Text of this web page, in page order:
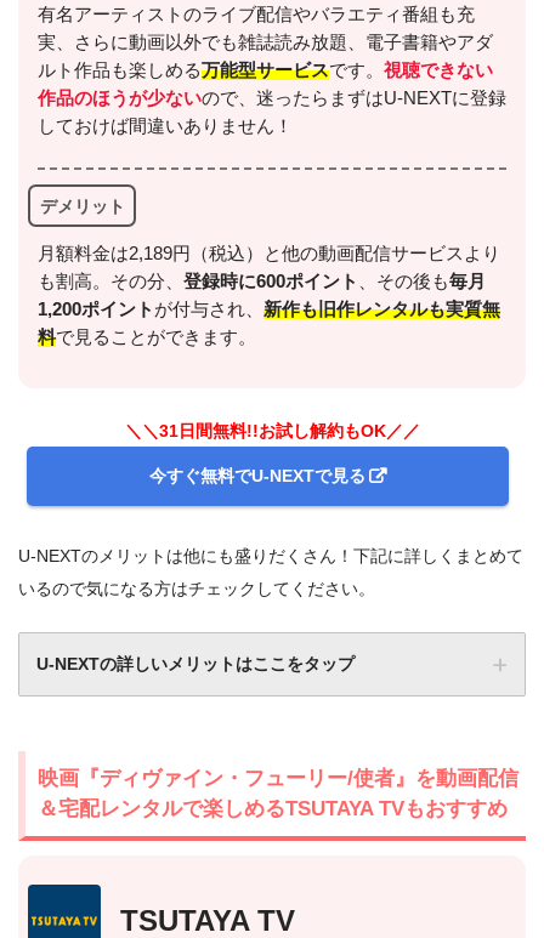
有名アーティストのライブ配信やバラエティ番組も充
実、さらに動画以外でも雑誌読み放題、電子書籍やアダ
ルト作品も楽しめる万能型サービスです。 視聴できない
作品のほうが少ないので、迷ったらまずはU-NEXTに登録
しておけば間違いありません！
デメリット
月額料金は2,189円（税込）と他の動画配信サービスより
も割高。その分、 登録時に600ポイント 、その後も毎月
1,200ポイント が付与され、 新作も旧作レンタルも実質無
料で見ることができます。
＼＼31日間無料!!お試し解約もOK／／
今すぐ無料でU-NEXTで見る
U-NEXTのメリットは他にも盛りだくさん！下記に詳しくまとめて
いるので気になる方はチェックしてください。
U-NEXTの詳しいメリットはここをタップ
映画『ディヴァイン・フューリー/使者』を動画配信
＆宅配レンタルで楽しめるTSUTAYA TVもおすすめ
TSUTAYA TV